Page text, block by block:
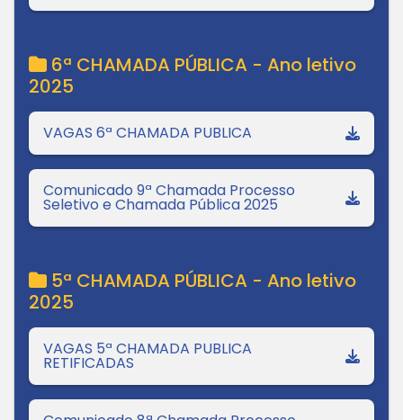
6ª CHAMADA PÚBLICA - Ano letivo
2025
VAGAS 6ª CHAMADA PUBLICA
Comunicado 9ª Chamada Processo
Seletivo e Chamada Pública 2025
5ª CHAMADA PÚBLICA - Ano letivo
2025
VAGAS 5ª CHAMADA PUBLICA
RETIFICADAS